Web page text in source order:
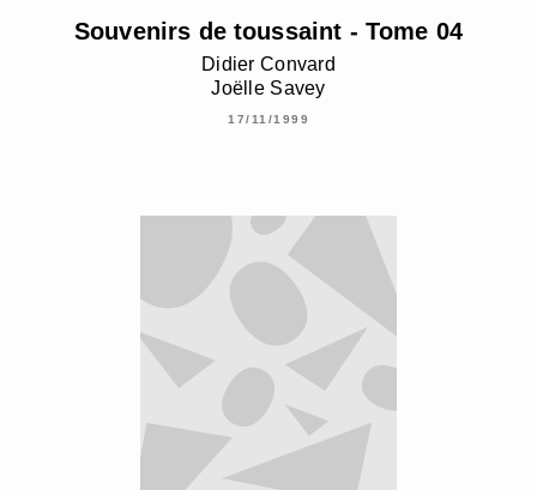
Souvenirs de toussaint - Tome 04
Didier Convard
Joëlle Savey
17/11/1999